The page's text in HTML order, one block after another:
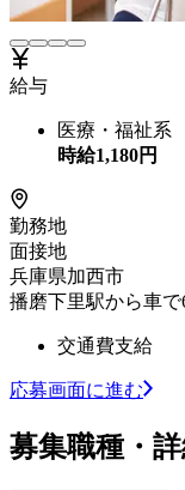
給与
医療・福祉系
時給1,180円
勤務地
面接地
兵庫県加西市
播磨下里駅から車で
交通費支給
応募画面に進む
募集職種・